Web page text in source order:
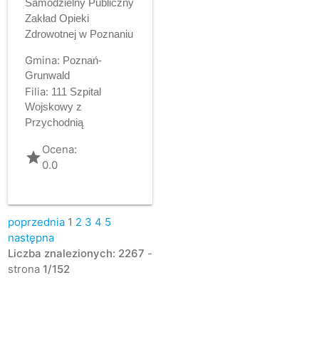
Samodzielny Publiczny
Zakład Opieki
Zdrowotnej w Poznaniu
Gmina: Poznań-
Grunwald
Filia: 111 Szpital
Wojskowy z
Przychodnią
gradeOcena:
0.0
poprzednia 1 2 3 4 5
następna
Liczba znalezionych: 2267 -
strona 1/152